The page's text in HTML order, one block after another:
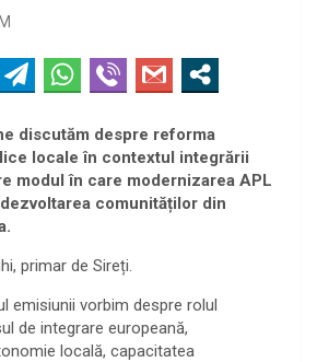
discutăm despre reforma
locale în contextul integrării
modul în care modernizarea APL
comunităților din
primar de Sireți.
emisiunii vorbim despre rolul
de integrare europeană,
locală, capacitatea